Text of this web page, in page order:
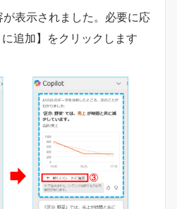
表示されました。必要に応
追加】をクリックします